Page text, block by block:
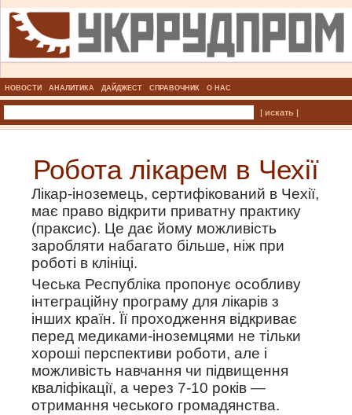
НОВОСТИ АНАЛИТИКА ДАЙДЖЕСТ СПРАВОЧНИК О НАС
| искать |
Робота лікарем в Чехії
Лікар-іноземець, сертифікований в Чехії,
має право відкрити приватну практику
(праксис). Це дає йому можливість
заробляти набагато більше, ніж при
роботі в клініці.
Чеська Республіка пропонує особливу
інтеграційну програму для лікарів з
інших країн. Її проходження відкриває
перед медиками-іноземцями не тільки
хороші перспективи роботи, але і
можливість навчання чи підвищення
кваліфікації, а через 7-10 років —
отримання чеського громадянства.